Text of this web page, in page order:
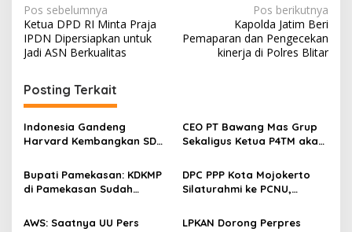
N
a
v
i
g
a
s
i
p
Pos sebelumnya
Ketua DPD RI Minta Praja
IPDN Dipersiapkan untuk
Jadi ASN Berkualitas
Pos berikutnya
Kapolda Jatim Beri
Pemaparan dan Pengecekan
kinerja di Polres Blitar
Posting Terkait
Indonesia Gandeng
Harvard Kembangkan SDM
Dunia
CEO PT Bawang Mas Grup
Sekaligus Ketua P4TM akan
Tembakau di Madura
Bupati Pamekasan: KDKMP
di Pamekasan Sudah
Selesai Akhir Juli 2026
DPC PPP Kota Mojokerto
Silaturahmi ke PCNU,
Masyarakat
AWS: Saatnya UU Pers
LPKAN Dorong Perpres